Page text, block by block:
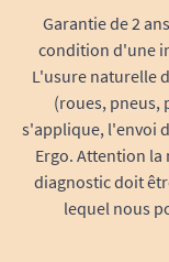
Garantie de 2
condition d'une
L'usure naturelle
(roues, pneus,
s'applique, l'envoi
Ergo. Attention
diagnostic doit
lequel nous